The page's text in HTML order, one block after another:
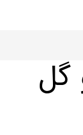
گل